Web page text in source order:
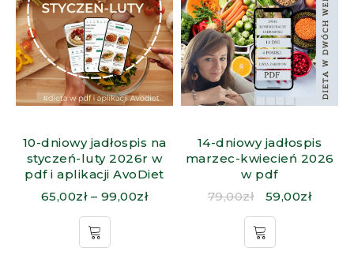
10-dniowy jadłospis na
styczeń-luty 2026r w
pdf i aplikacji AvoDiet
65,00zł– 99,00zł
14-dniowy jadłospis
marzec-kwiecień 2026
w pdf
79,00zł 59,00zł